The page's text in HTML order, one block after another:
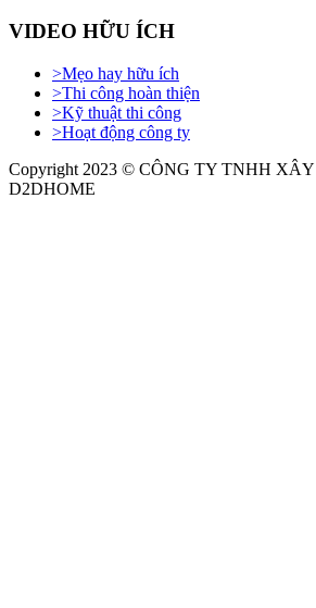
VIDEO HỮU ÍCH
>Mẹo hay hữu ích
>Thi công hoàn thiện
>Kỹ thuật thi công
>Hoạt động công ty
Copyright 2023 © CÔNG TY TNHH
D2DHOME